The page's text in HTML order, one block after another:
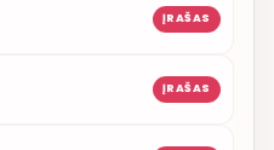
ĮRAŠAS
ĮRAŠAS